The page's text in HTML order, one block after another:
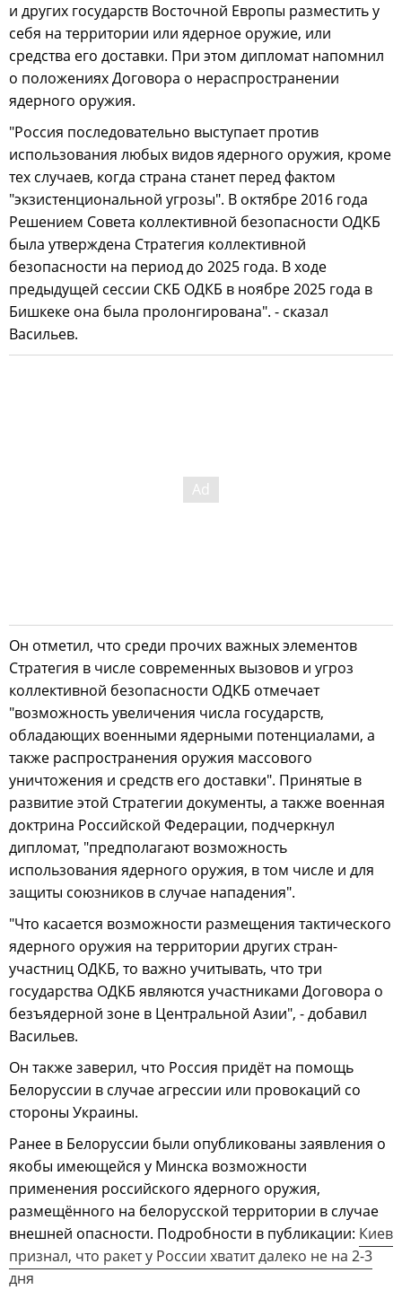
и других государств Восточной Европы разместить у
себя на территории или ядерное оружие, или
средства его доставки. При этом дипломат напомнил
о положениях Договора о нераспространении
ядерного оружия.
"Россия последовательно выступает против
использования любых видов ядерного оружия, кроме
тех случаев, когда страна станет перед фактом
"экзистенциональной угрозы". В октябре 2016 года
Решением Совета коллективной безопасности ОДКБ
была утверждена Стратегия коллективной
безопасности на период до 2025 года. В ходе
предыдущей сессии СКБ ОДКБ в ноябре 2025 года в
Бишкеке она была пролонгирована". - сказал
Васильев.
Он отметил, что среди прочих важных элементов
Стратегия в числе современных вызовов и угроз
коллективной безопасности ОДКБ отмечает
"возможность увеличения числа государств,
обладающих военными ядерными потенциалами, а
также распространения оружия массового
уничтожения и средств его доставки". Принятые в
развитие этой Стратегии документы, а также военная
доктрина Российской Федерации, подчеркнул
дипломат, "предполагают возможность
использования ядерного оружия, в том числе и для
защиты союзников в случае нападения".
"Что касается возможности размещения тактического
ядерного оружия на территории других стран-
участниц ОДКБ, то важно учитывать, что три
государства ОДКБ являются участниками Договора о
безъядерной зоне в Центральной Азии", - добавил
Васильев.
Он также заверил, что Россия придёт на помощь
Белоруссии в случае агрессии или провокаций со
стороны Украины.
Ранее в Белоруссии были опубликованы заявления о
якобы имеющейся у Минска возможности
применения российского ядерного оружия,
размещённого на белорусской территории в случае
внешней опасности. Подробности в публикации: Киев
признал, что ракет у России хватит далеко не на 2-3
дня